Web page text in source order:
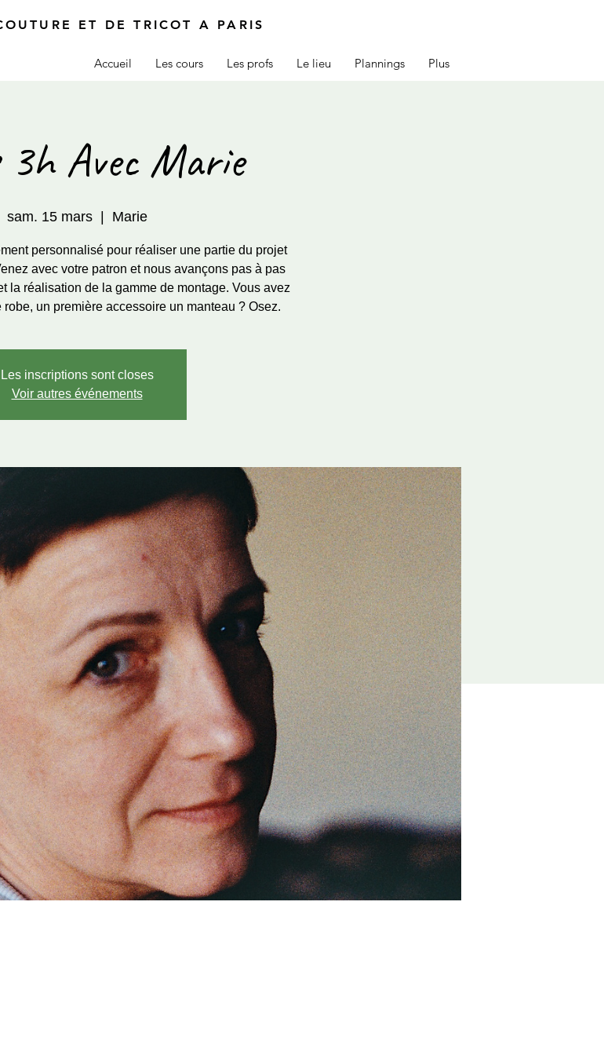
ET DE TRICOT A PARIS
Accueil Les cours Les profs Le lieu Plannings Plus
3h Avec Marie
sam. 15 mars
  |
Marie
personnalisé pour réaliser une partie du projet
avec votre patron et nous avançons pas à pas
la réalisation de la gamme de montage. Vous avez
un première accessoire un manteau ? Osez.
Les inscriptions sont closes
Voir autres événements